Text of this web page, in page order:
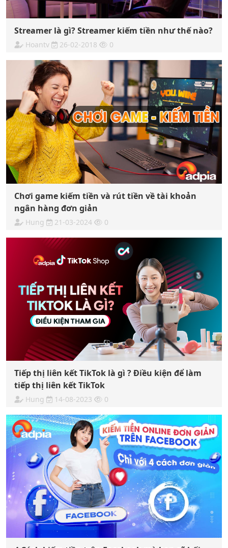
Streamer là gì? Streamer kiếm tiền như thế nào?
Hoantv 26-02-2018 0
Chơi game kiếm tiền và rút tiền về tài khoản
ngân hàng đơn giản
Hung 21-03-2024 0
Tiếp thị liên kết TikTok là gì ? Điều kiện để làm
tiếp thị liên kết TikTok
Hung 14-08-2023 0